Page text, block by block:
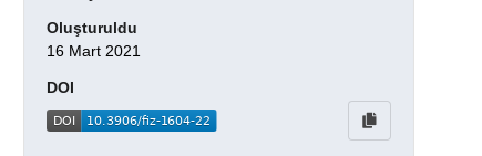
Oluşturuldu
16 Mart 2021
DOI